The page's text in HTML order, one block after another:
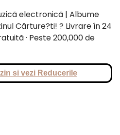
electronicã | Albume
Cãrture?ti! ? Livrare în 24
· Peste 200,000 de
si vezi Reducerile